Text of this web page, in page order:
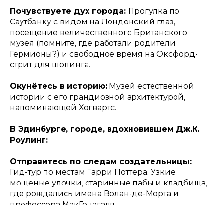
Почувствуете дух города: Прогулка по
Саутбэнку с видом на Лондонский глаз,
посещение величественного Британского
музея (помните, где работали родители
Гермионы?) и свободное время на Оксфорд-
стрит для шопинга.
Окунётесь в историю: Музей естественной
истории с его грандиозной архитектурой,
напоминающей Хогвартс.
В Эдинбурге, городе, вдохновившем Дж.К.
Роулинг:
Отправитесь по следам создательницы:
Гид-тур по местам Гарри Поттера. Узкие
мощеные улочки, старинные пабы и кладбища,
где рождались имена Волан-де-Морта и